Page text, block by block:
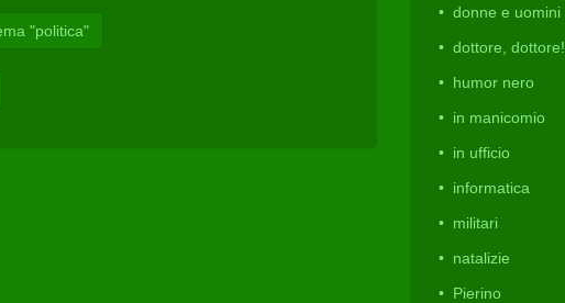
"politica"
donne e uomini
dottore, dottore!
humor nero
in manicomio
in ufficio
informatica
militari
natalizie
Pierino